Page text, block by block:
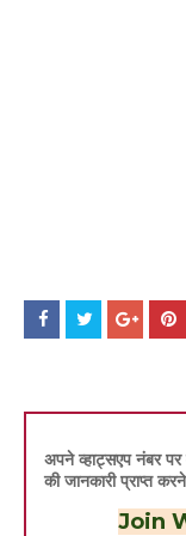
अपने व्हाट्सएप नंबर पर
की जानकारी प्राप्त
Join